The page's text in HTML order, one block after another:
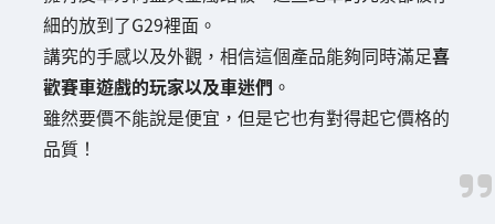
細的放到了G29裡面。
講究的手感以及外觀，相信這個產品能夠同時滿足喜
歡賽車遊戲的玩家以及車迷們 。
雖然要價不能說是便宜，但是它也有對得起它價格的
品質！